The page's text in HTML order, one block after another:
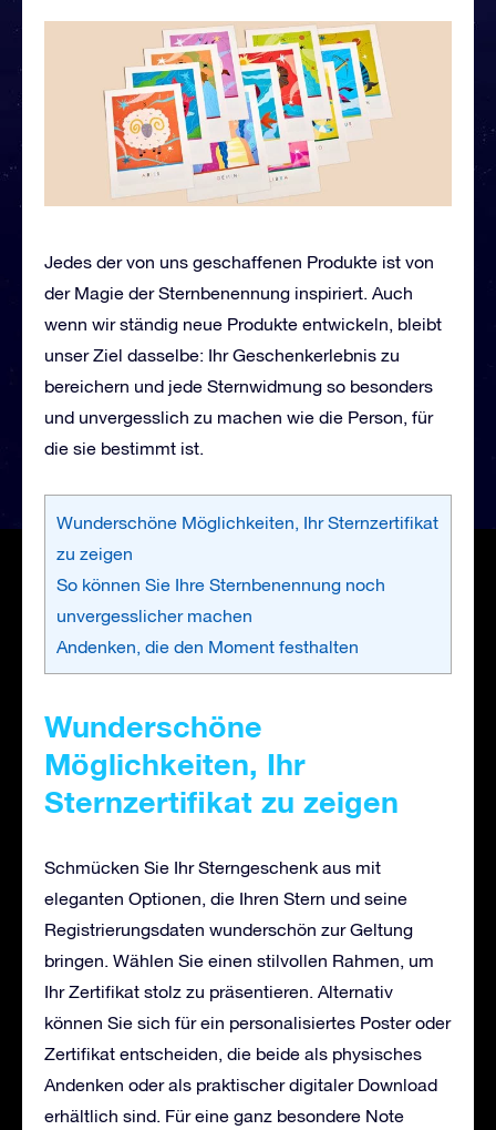
Jedes der von uns geschaffenen Produkte ist von
der Magie der Sternbenennung inspiriert. Auch
wenn wir ständig neue Produkte entwickeln, bleibt
unser Ziel dasselbe: Ihr Geschenkerlebnis zu
bereichern und jede Sternwidmung so besonders
und unvergesslich zu machen wie die Person, für
die sie bestimmt ist.
Wunderschöne Möglichkeiten, Ihr Sternzertifikat
zu zeigen
So können Sie Ihre Sternbenennung noch
unvergesslicher machen
Andenken, die den Moment festhalten
Wunderschöne
Möglichkeiten, Ihr
Sternzertifikat zu zeigen
Schmücken Sie Ihr Sterngeschenk aus mit
eleganten Optionen, die Ihren Stern und seine
Registrierungsdaten wunderschön zur Geltung
bringen. Wählen Sie einen stilvollen Rahmen, um
Ihr Zertifikat stolz zu präsentieren. Alternativ
können Sie sich für ein personalisiertes Poster oder
Zertifikat entscheiden, die beide als physisches
Andenken oder als praktischer digitaler Download
erhältlich sind. Für eine ganz besondere Note